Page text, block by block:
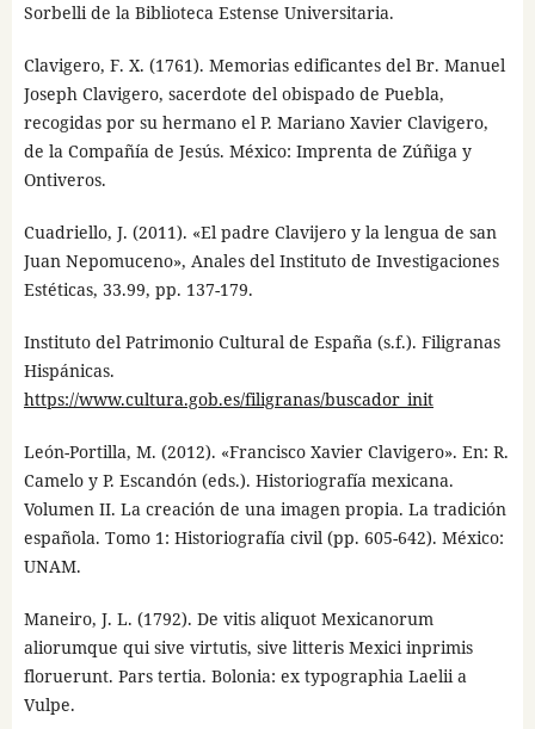
Sorbelli de la Biblioteca Estense Universitaria.
Clavigero, F. X. (1761). Memorias edificantes del Br. Manuel
Joseph Clavigero, sacerdote del obispado de Puebla,
recogidas por su hermano el P. Mariano Xavier Clavigero,
de la Compañía de Jesús. México: Imprenta de Zúñiga y
Ontiveros.
Cuadriello, J. (2011). «El padre Clavijero y la lengua de san
Juan Nepomuceno», Anales del Instituto de Investigaciones
Estéticas, 33.99, pp. 137-179.
Instituto del Patrimonio Cultural de España (s.f.). Filigranas
Hispánicas.
https://www.cultura.gob.es/filigranas/buscador_init
León-Portilla, M. (2012). «Francisco Xavier Clavigero». En: R.
Camelo y P. Escandón (eds.). Historiografía mexicana.
Volumen II. La creación de una imagen propia. La tradición
española. Tomo 1: Historiografía civil (pp. 605-642). México:
UNAM.
Maneiro, J. L. (1792). De vitis aliquot Mexicanorum
aliorumque qui sive virtutis, sive litteris Mexici inprimis
floruerunt. Pars tertia. Bolonia: ex typographia Laelii a
Vulpe.